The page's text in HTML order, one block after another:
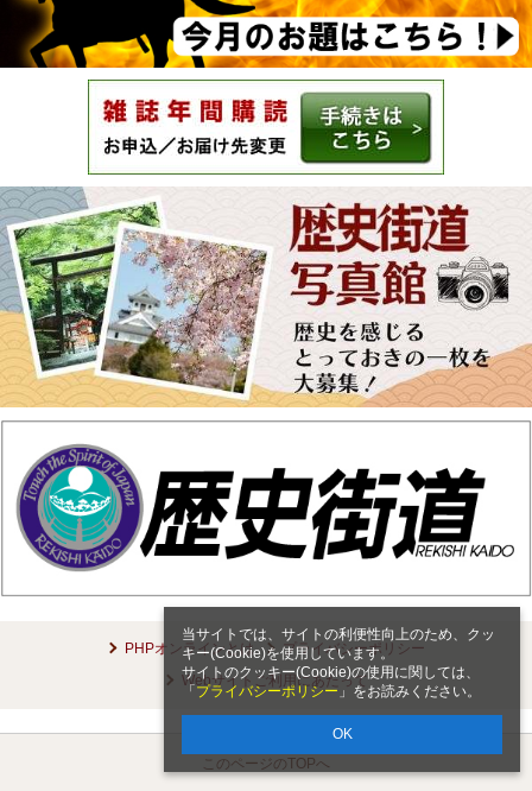
当サイトでは、サイトの利便性向上のため、クッ
キー(Cookie)を使用しています。
サイトのクッキー(Cookie)の使用に関しては、
「 プライバシーポリシー 」をお読みください。
OK
PHPオンラインとは
プライバシーポリシー
Webサイトご利用にあたって
このページのTOPへ